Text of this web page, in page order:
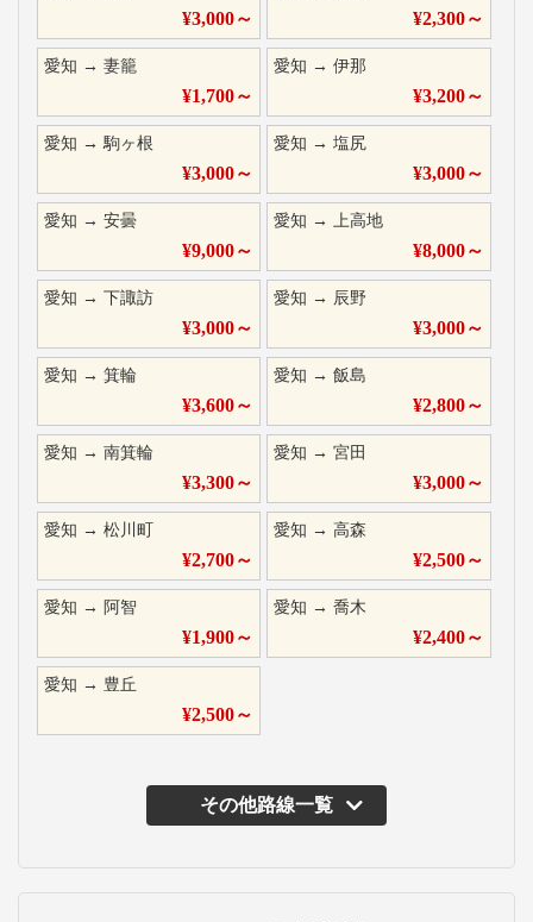
¥3,000～ ¥2,300～
愛知 → 妻籠
¥1,700～
愛知 →伊那
¥3,200～
愛知 →駒ヶ根
¥3,000～
愛知 →塩尻
¥3,000～
愛知 → 安曇
¥9,000～
愛知 →上高地
¥8,000～
愛知 → 下諏訪
¥3,000～
愛知 → 辰野
¥3,000～
愛知 → 箕輪
¥3,600～
愛知 →飯島
¥2,800～
愛知 → 南箕輪
¥3,300～
愛知 →宮田
¥3,000～
愛知 → 松川町
¥2,700～
愛知 →高森
¥2,500～
愛知 → 阿智
¥1,900～
愛知 →喬木
¥2,400～
愛知 → 豊丘
¥2,500～
その他路線一覧